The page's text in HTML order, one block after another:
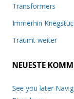
Transformers
Immerhin
Träumt weiter
NEUESTE
See you later